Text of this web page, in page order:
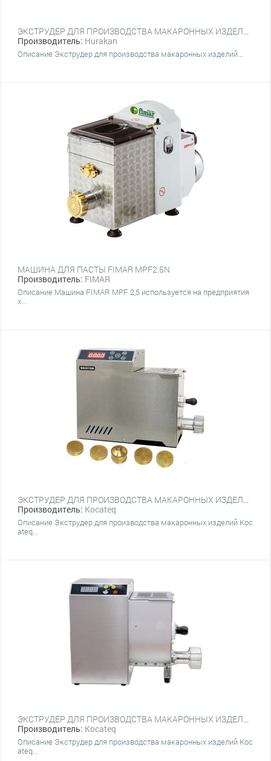
ЭКСТРУДЕР ДЛЯ ПРОИЗВОДСТВА МАКАРОННЫХ ИЗДЕЛИЙ HURAKAN HKN-PM3
Производитель: Hurakan
Описание Экструдер для производства макаронных изделий...
МАШИНА ДЛЯ ПАСТЫ FIMAR MPF2.5N
Производитель: FIMAR
Описание Машина FIMAR MPF 2,5 используется на предприятия
х...
ЭКСТРУДЕР ДЛЯ ПРОИЗВОДСТВА МАКАРОННЫХ ИЗДЕЛИЙ KOCATEQ OMJ2
Производитель: Kocateq
Описание Экструдер для производства макаронных изделий Koc
ateq...
ЭКСТРУДЕР ДЛЯ ПРОИЗВОДСТВА МАКАРОННЫХ ИЗДЕЛИЙ KOCATEQ OMJ 3 C ТЕСТОМЕСОМ НА 3.3 КГ
Производитель: Kocateq
Описание Экструдер для производства макаронных изделий Koc
ateq...